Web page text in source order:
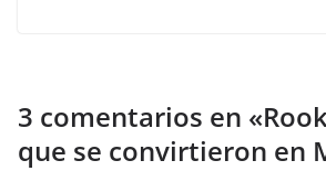
3 comentarios en «
que se convirtieron en